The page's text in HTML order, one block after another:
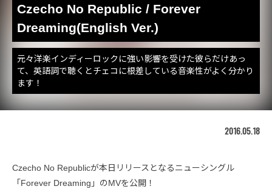
Czecho No Republic / Forever
Dreaming(English Ver.)
元々洋楽インディーロックに強い影響を受けた彼らだけあっ
て、英語詞で聴くとチェコに根差している音楽性がよく分かり
ます！
2016.05.18
Czecho No Republicが本日リリースとなるニューシングル
「Forever Dreaming」のMVを公開！